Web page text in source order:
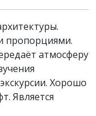
пропорциями.
атмосферу
Хорошо
Является